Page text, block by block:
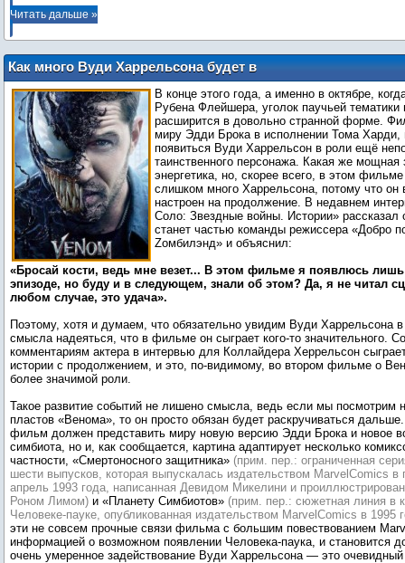
Читать дальше »
Как много Вуди Харрельсона будет в
«Веноме»
В конце этого года, а именно в октябре,
Рубена Флейшера, уголок паучьей тематики
расширится в довольно странной форме.
миру Эдди Брока в исполнении Тома Харди,
появиться Вуди Харрельсон в роли ещё
таинственного персонажа. Какая же мощная
энергетика, но, скорее всего, в этом
слишком много Харрельсона, потому что он
настроен на продолжение. В недавнем
Соло: Звездные войны. Истории» рассказал
станет частью команды режиссера «Добро
Zомбилэнд» и объяснил:
«Бросай кости, ведь мне везет... В этом фильме я появлюсь
эпизоде, но буду и в следующем, знали об этом? Да, я не читал
любом случае, это удача».
Поэтому, хотя и думаем, что обязательно увидим Вуди Харрельсона
смысла надеяться, что в фильме он сыграет кого-то значительного.
комментариям актера в интервью для Коллайдера Херрельсон
истории с продолжением, и это, по-видимому, во втором фильме о
более значимой роли.
Такое развитие событий не лишено смысла, ведь если мы посмотрим
пластов «Венома», то он просто обязан будет раскручиваться
фильм должен представить миру новую версию Эдди Брока и новое
симбиота, но и, как сообщается, картина адаптирует несколько
частности, «Смертоносного защитника» (прим. пер.: ограниченная
шести выпусков, которая выпускалась издательством MarvelComics
апрель 1993 года, написанная Девидом Микелини и
Роном Лимом) и «Планету Симбиотов» (прим. пер.: сюжетная линия в
Человеке-пауке, опубликованная издательством MarvelComics в 1995
эти не совсем прочные связи фильма с большим повествованием
информацией о возможном появлении Человека-паука, и становится
очень умеренное задействование Вуди Харрельсона — это